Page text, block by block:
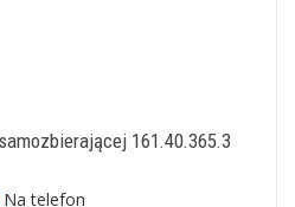
161.40.365.3
Na telefon